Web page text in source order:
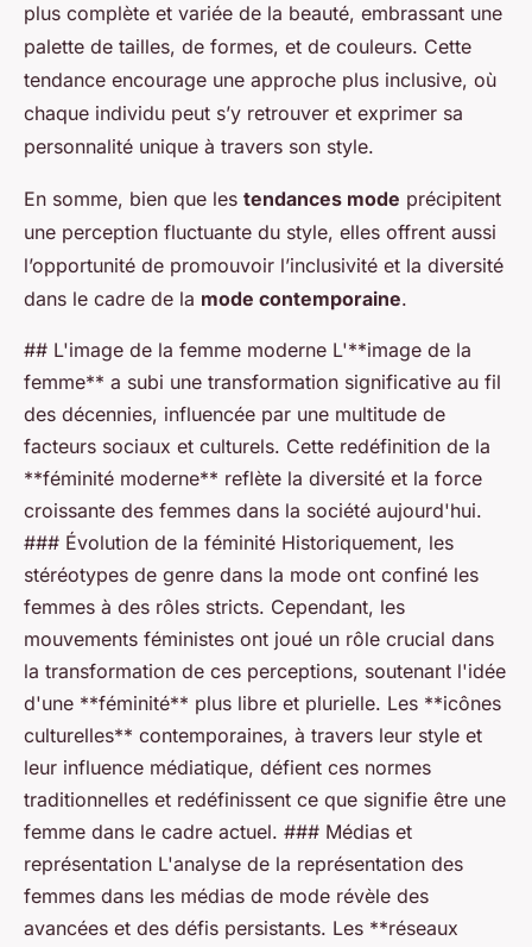
plus complète et variée de la beauté, embrassant une
palette de tailles, de formes, et de couleurs. Cette
tendance encourage une approche plus inclusive, où
chaque individu peut s’y retrouver et exprimer sa
personnalité unique à travers son style.
En somme, bien que les tendances mode précipitent
une perception fluctuante du style, elles offrent aussi
l’opportunité de promouvoir l’inclusivité et la diversité
dans le cadre de la mode contemporaine.
## L'image de la femme moderne L'**image de la
femme** a subi une transformation significative au fil
des décennies, influencée par une multitude de
facteurs sociaux et culturels. Cette redéfinition de la
**féminité moderne** reflète la diversité et la force
croissante des femmes dans la société aujourd'hui.
### Évolution de la féminité Historiquement, les
stéréotypes de genre dans la mode ont confiné les
femmes à des rôles stricts. Cependant, les
mouvements féministes ont joué un rôle crucial dans
la transformation de ces perceptions, soutenant l'idée
d'une **féminité** plus libre et plurielle. Les **icônes
culturelles** contemporaines, à travers leur style et
leur influence médiatique, défient ces normes
traditionnelles et redéfinissent ce que signifie être une
femme dans le cadre actuel. ### Médias et
représentation L'analyse de la représentation des
femmes dans les médias de mode révèle des
avancées et des défis persistants. Les **réseaux